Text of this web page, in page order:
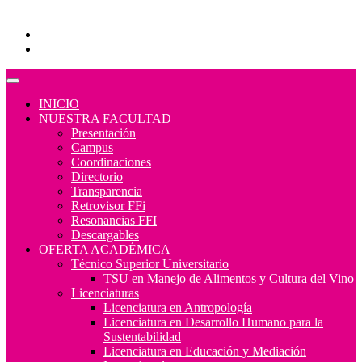
INICIO
NUESTRA FACULTAD
Presentación
Campus
Coordinaciones
Directorio
Transparencia
Retrovisor FFi
Resonancias FFI
Descargables
OFERTA ACADÉMICA
Técnico Superior Universitario
TSU en Manejo de Alimentos y Cultura del Vino
Licenciaturas
Licenciatura en Antropología
Licenciatura en Desarrollo Humano para la
Sustentabilidad
Licenciatura en Educación y Mediación